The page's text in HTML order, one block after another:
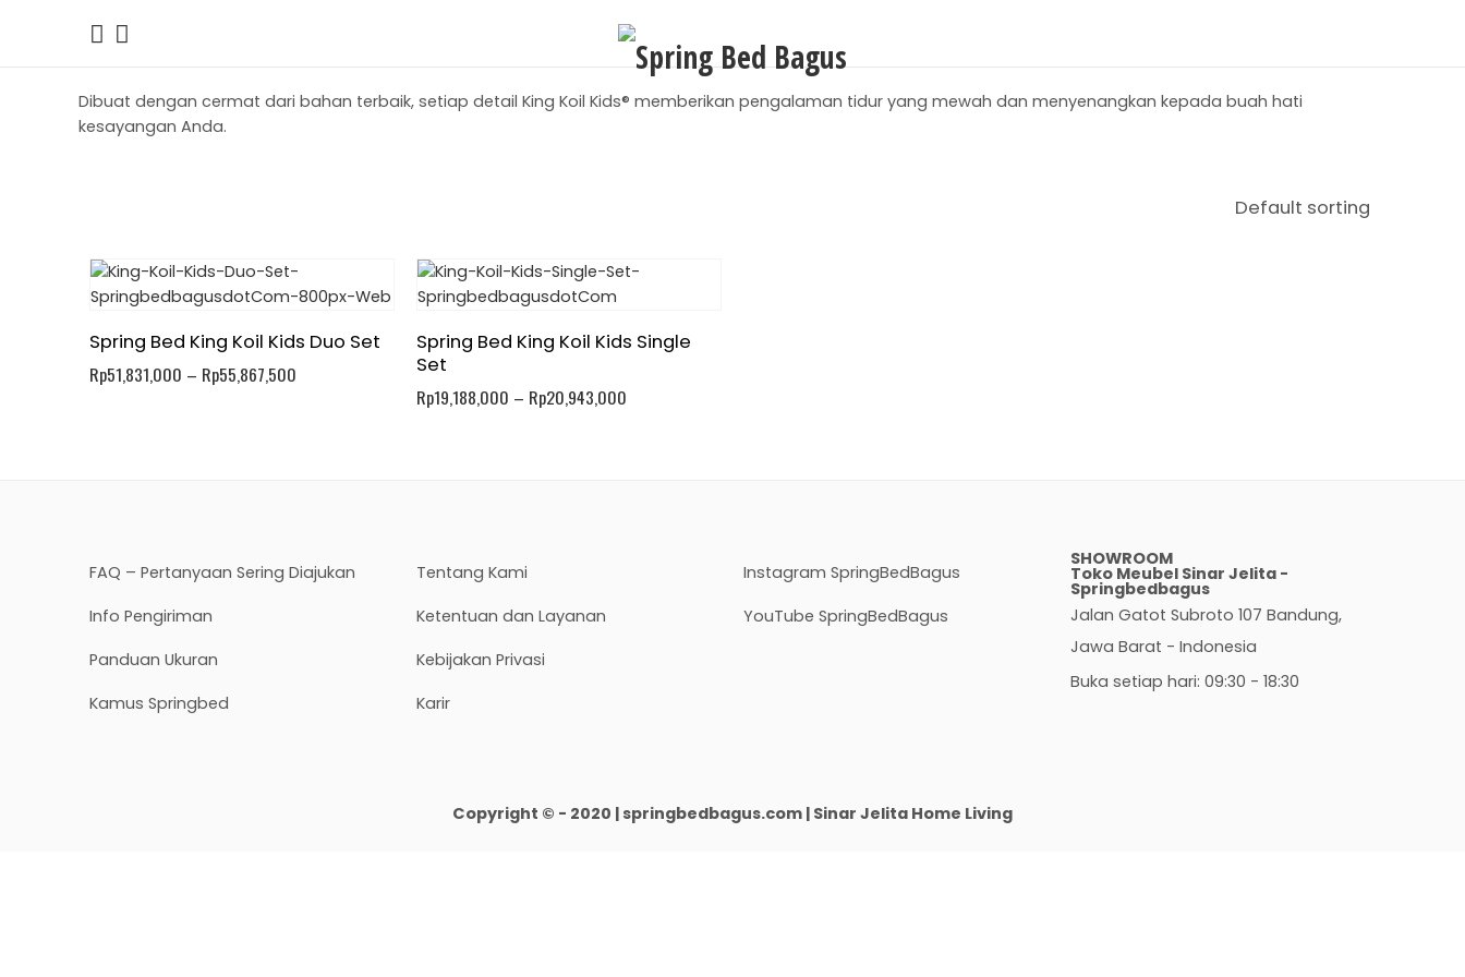
Dibuat dengan cermat dari bahan terbaik, setiap detail King Koil Kids® memberikan pengalaman tidur yang mewah dan menyenangkan kepada buah hati
kesayangan Anda.
Spring Bed King Koil Kids Duo Set
Rp51,831,000 – Rp55,867,500
Spring Bed King Koil Kids Single
Set
Rp19,188,000 – Rp20,943,000
FAQ – Pertanyaan Sering Diajukan
Info Pengiriman
Panduan Ukuran
Kamus Springbed
Tentang Kami
Ketentuan dan Layanan
Kebijakan Privasi
Karir
Instagram SpringBedBagus
YouTube SpringBedBagus
SHOWROOM
Toko Meubel Sinar Jelita -
Springbedbagus
Jalan Gatot Subroto 107 Bandung,
Jawa Barat - Indonesia
Buka setiap hari: 09:30 - 18:30
Copyright © - 2020 | springbedbagus.com | Sinar Jelita Home Living